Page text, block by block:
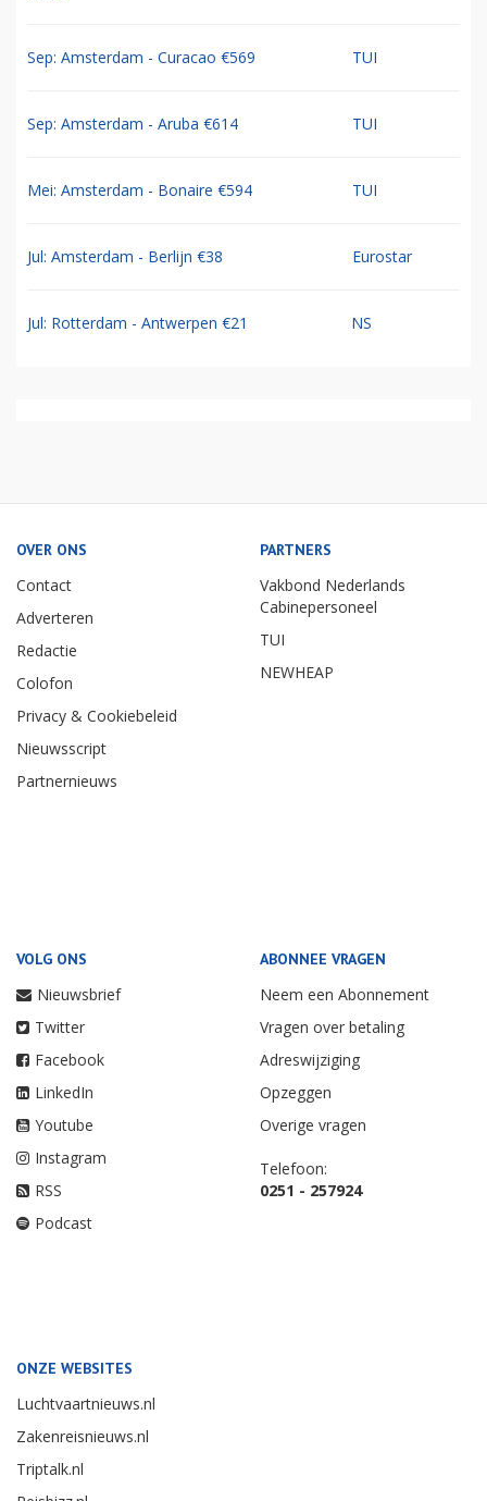
Sep: Amsterdam - Curacao €569 TUI
Sep: Amsterdam - Aruba €614 TUI
Mei: Amsterdam - Bonaire €594 TUI
Jul: Amsterdam - Berlijn €38 Eurostar
Jul: Rotterdam - Antwerpen €21 NS
OVER ONS
Contact
Adverteren
Redactie
Colofon
Privacy & Cookiebeleid
Nieuwsscript
Partnernieuws
PARTNERS
Vakbond Nederlands
Cabinepersoneel
TUI
NEWHEAP
VOLG ONS
Nieuwsbrief
Twitter
Facebook
LinkedIn
Youtube
Instagram
RSS
Podcast
ABONNEE VRAGEN
Neem een Abonnement
Vragen over betaling
Adreswijziging
Opzeggen
Overige vragen
Telefoon:
0251 - 257924
ONZE WEBSITES
Luchtvaartnieuws.nl
Zakenreisnieuws.nl
Triptalk.nl